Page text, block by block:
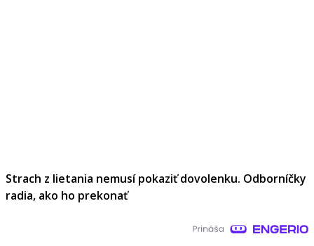
Strach z lietania nemusí pokaziť dovolenku. Odborníčky
radia, ako ho prekonať